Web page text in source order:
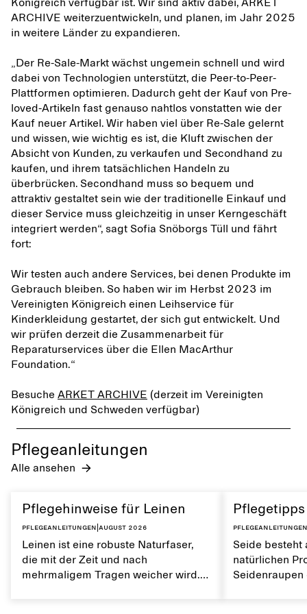
Königreich verfügbar ist. Wir sind aktiv dabei, ARKET
ARCHIVE weiterzuentwickeln, und planen, im Jahr 2025
in weitere Länder zu expandieren.
„Der Re-Sale-Markt wächst ungemein schnell und wird
dabei von Technologien unterstützt, die Peer-to-Peer-
Plattformen optimieren. Dadurch geht der Kauf von Pre-
loved-Artikeln fast genauso nahtlos vonstatten wie der
Kauf neuer Artikel. Wir haben viel über Re-Sale gelernt
und wissen, wie wichtig es ist, die Kluft zwischen der
Absicht von Kunden, zu verkaufen und Secondhand zu
kaufen, und ihrem tatsächlichen Handeln zu
überbrücken. Secondhand muss so bequem und
attraktiv gestaltet sein wie der traditionelle Einkauf und
dieser Service muss gleichzeitig in unser Kerngeschäft
integriert werden“, sagt Sofia Snöborgs Tüll und fährt
fort:
Wir testen auch andere Services, bei denen Produkte im
Gebrauch bleiben. So haben wir im Herbst 2023 im
Vereinigten Königreich einen Leihservice für
Kinderkleidung gestartet, der sich gut entwickelt. Und
wir prüfen derzeit die Zusammenarbeit für
Reparaturservices über die Ellen MacArthur
Foundation.“
Besuche ARKET ARCHIVE (derzeit im Vereinigten
Königreich und Schweden verfügbar)
Pflegeanleitungen
Alle ansehen
Pflegehinweise für Leinen
Pflegeanleitungen August 2026
Leinen ist eine robuste Naturfaser,
die mit der Zeit und nach
mehrmaligem Tragen weicher wird.
Pflegeanleitungen
Seide besteht
natürlichen
Seidenraupen